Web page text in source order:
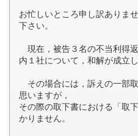
お忙しいところ申し訳ありま
下さい。
現在，被告３名の不当利得
内１社について，和解が成立し
その場合には，訴えの一部
思いますが，
その際の取下書における「取
かりません。